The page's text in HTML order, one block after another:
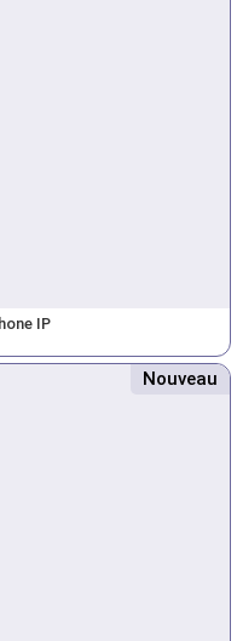
IP
Nouveau